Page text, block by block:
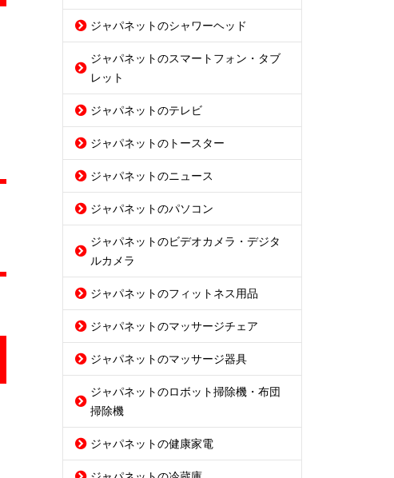
ジャパネットのシャワーヘッド
ジャパネットのスマートフォン・タブ
レット
ジャパネットのテレビ
ジャパネットのトースター
ジャパネットのニュース
ジャパネットのパソコン
ジャパネットのビデオカメラ・デジタ
ルカメラ
ジャパネットのフィットネス用品
ジャパネットのマッサージチェア
ジャパネットのマッサージ器具
ジャパネットのロボット掃除機・布団
掃除機
ジャパネットの健康家電